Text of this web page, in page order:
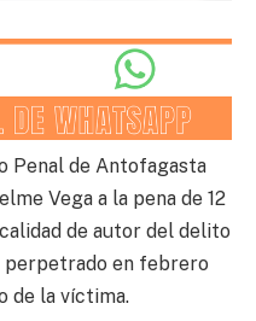
Penal de Antofagasta
Vega a la pena de 12
de autor del delito
en febrero
de la víctima.